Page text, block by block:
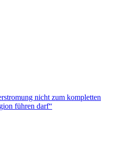
nicht zum kompletten
führen darf“